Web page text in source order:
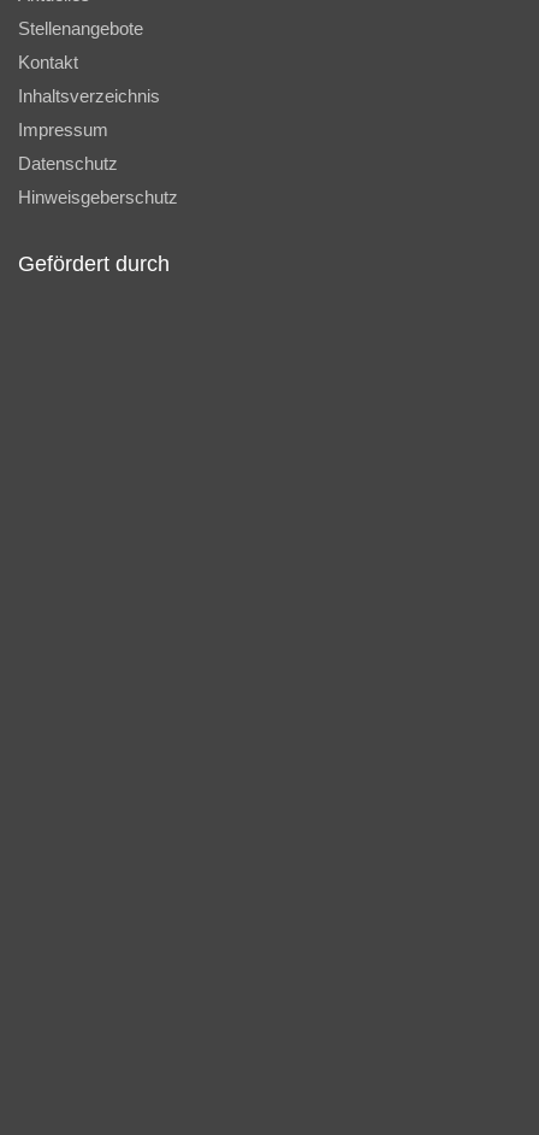
Stellenangebote
Kontakt
Inhaltsverzeichnis
Impressum
Datenschutz
Hinweisgeberschutz
Gefördert durch